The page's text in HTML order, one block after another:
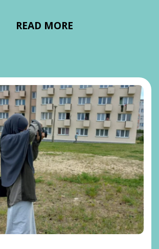
READ MORE